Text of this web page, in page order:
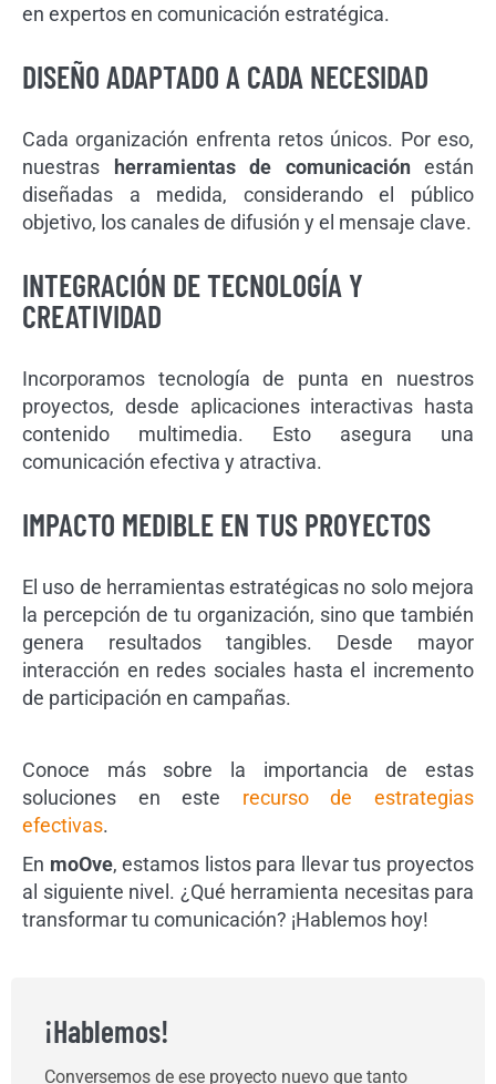
en expertos en comunicación estratégica.
DISEÑO ADAPTADO A CADA NECESIDAD
Cada organización enfrenta retos únicos. Por eso,
nuestras
herramientas de comunicaciónestán
diseñadas a medida, considerando el público
objetivo, los canales de difusión y el mensaje clave.
INTEGRACIÓN DE TECNOLOGÍA Y
CREATIVIDAD
Incorporamos tecnología de punta en nuestros
proyectos, desde aplicaciones interactivas hasta
contenido multimedia. Esto asegura una
comunicación efectiva y atractiva.
IMPACTO MEDIBLE EN TUS PROYECTOS
El uso de herramientas estratégicas no solo mejora
la percepción de tu organización, sino que también
genera resultados tangibles. Desde mayor
interacción en redes sociales hasta el incremento
de participación en campañas.
Conoce más sobre la importancia de estas
soluciones en este
recurso de estrategias
efectivas.
En moOve, estamos listos para llevar tus proyectos
al siguiente nivel. ¿Qué herramienta necesitas para
transformar tu comunicación? ¡Hablemos hoy!
¡Hablemos!
Conversemos de ese proyecto nuevo que tanto